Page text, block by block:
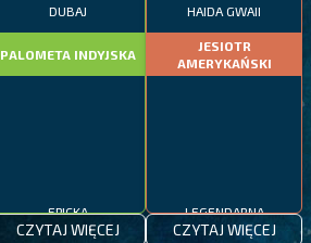
DUBAJ
PALOMETA INDYJSKA
EPICKA
CZYTAJ WIĘCEJ
HAIDA GWAII
JESIOTR
AMERYKAŃSKI
LEGENDARNA
CZYTAJ WIĘCEJ